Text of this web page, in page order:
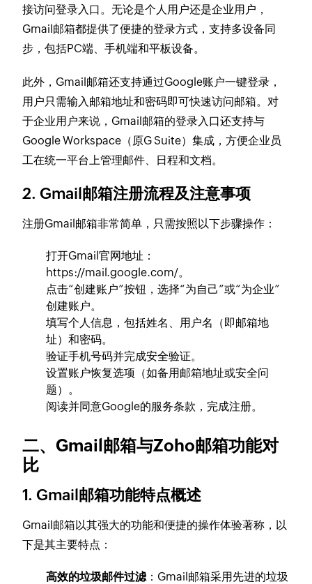
接访问登录入口。无论是个人用户还是企业用户，
Gmail邮箱都提供了便捷的登录方式，支持多设备同
步，包括PC端、手机端和平板设备。
此外，Gmail邮箱还支持通过Google账户一键登录，
用户只需输入邮箱地址和密码即可快速访问邮箱。对
于企业用户来说，Gmail邮箱的登录入口还支持与
Google Workspace（原G Suite）集成，方便企业员
工在统一平台上管理邮件、日程和文档。
2. Gmail邮箱注册流程及注意事项
注册Gmail邮箱非常简单，只需按照以下步骤操作：
打开Gmail官网地址：
https://mail.google.com/。
点击“创建账户”按钮，选择“为自己”或“为企业”
创建账户。
填写个人信息，包括姓名、用户名（即邮箱地
址）和密码。
验证手机号码并完成安全验证。
设置账户恢复选项（如备用邮箱地址或安全问
题）。
阅读并同意Google的服务条款，完成注册。
二、Gmail邮箱与Zoho邮箱功能对
比
1. Gmail邮箱功能特点概述
Gmail邮箱以其强大的功能和便捷的操作体验著称，以
下是其主要特点：
高效的垃圾邮件过滤：Gmail邮箱采用先进的垃圾